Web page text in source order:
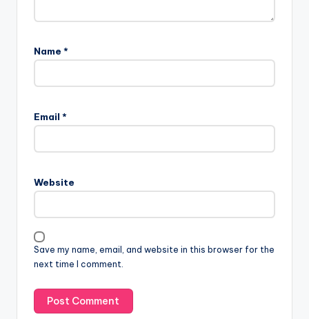
Name *
Email *
Website
Save my name, email, and website in this browser for the
next time I comment.